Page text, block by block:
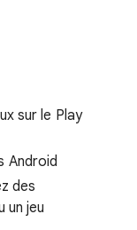
sur le Play
Android
des
un jeu